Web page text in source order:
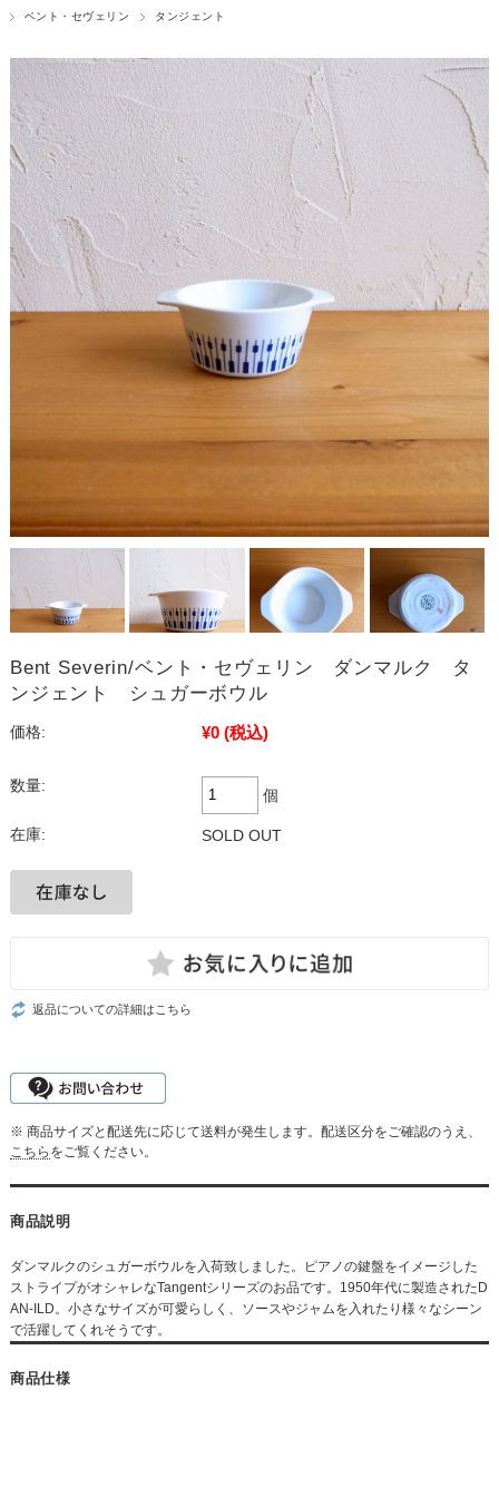
ベント・セヴェリン タンジェント
Bent Severin/ベント・セヴェリン ダンマルク タ
ンジェント シュガーボウル
価格: ¥0 (税込)
数量:
個
在庫: SOLD OUT
返品についての詳細はこちら
※ 商品サイズと配送先に応じて送料が発生します。配送区分をご確認のうえ、
こちら をご覧ください。
商品説明
ダンマルクのシュガーボウルを入荷致しました。ピアノの鍵盤をイメージした
ストライプがオシャレなTangentシリーズのお品です。1950年代に製造されたD
AN-ILD。小さなサイズが可愛らしく、ソースやジャムを入れたり様々なシーン
で活躍してくれそうです。
商品仕様